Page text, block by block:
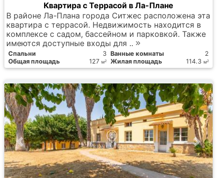
Квартира с Террасой в Ла-Плане
В районе Ла-Плана города Ситжес расположена эта
квартира с террасой. Недвижимость находится в
комплексе с садом, бассейном и парковкой. Также
имеются доступные входы для ..
Спальни 3 Ванные комнаты
2
Общая площадь
127 м2 Жилая площадь 114.3 м2